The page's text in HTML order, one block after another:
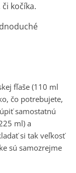
kočíka.
fľaše (110 ml
čo potrebujete,
samostatnú
ml) a
si tak veľkosť
sú samozrejme